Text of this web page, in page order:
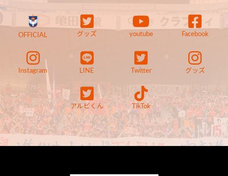
OFFICIAL グッズ youtube Facebook
Instagram LINE Twitter グッズ
アルビくん TikTok